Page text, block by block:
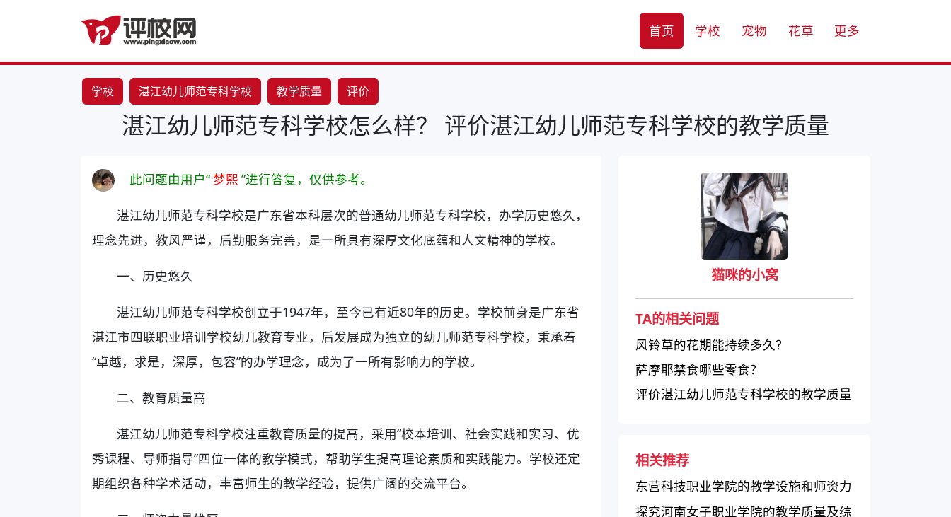
首页 学校 宠物 花草 更多
学校 湛江幼儿师范专科学校 教学质量 评价
湛江幼儿师范专科学校怎么样？ 评价湛江幼儿师范专科学校的教学质量
此问题由用户“梦熙 ”进行答复，仅供参考。
湛江幼儿师范专科学校是广东省本科层次的普通幼儿师范专科学校，办学历史悠久，
理念先进，教风严谨，后勤服务完善，是一所具有深厚文化底蕴和人文精神的学校。
一、历史悠久
湛江幼儿师范专科学校创立于1947年，至今已有近80年的历史。学校前身是广东省
湛江市四联职业培训学校幼儿教育专业，后发展成为独立的幼儿师范专科学校，秉承着
“卓越，求是，深厚，包容”的办学理念，成为了一所有影响力的学校。
二、教育质量高
湛江幼儿师范专科学校注重教育质量的提高，采用“校本培训、社会实践和实习、优
秀课程、导师指导”四位一体的教学模式，帮助学生提高理论素质和实践能力。学校还定
期组织各种学术活动，丰富师生的教学经验，提供广阔的交流平台。
猫咪的小窝
TA的相关问题
风铃草的花期能持续多久？
萨摩耶禁食哪些零食？
评价湛江幼儿师范专科学校的教学质量
相关推荐
东营科技职业学院的教学设施和师资力
量如何？
探究河南女子职业学院的教学质量及综